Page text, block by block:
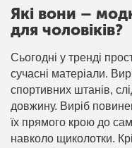
Які вони –
для чоловіків?
Сьогодні у тренді
сучасні матеріали.
спортивних штанів,
довжину. Виріб
їх прямого крою до
навколо щиколотки.